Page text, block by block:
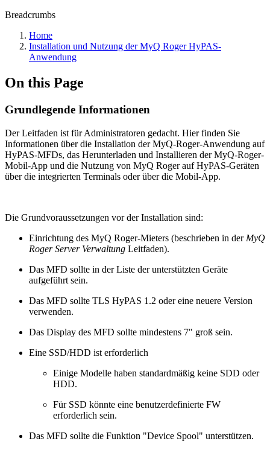
Breadcrumbs
Home
Installation und Nutzung der MyQ Roger HyPAS-
Anwendung
On this Page
Grundlegende Informationen
Der Leitfaden ist für Administratoren gedacht. Hier finden Sie
Informationen über die Installation der MyQ-Roger-Anwendung auf
HyPAS-MFDs, das Herunterladen und Installieren der MyQ-Roger-
Mobil-App und die Nutzung von MyQ Roger auf HyPAS-Geräten
über die integrierten Terminals oder über die Mobil-App.
Die Grundvoraussetzungen vor der Installation sind:
Einrichtung des MyQ Roger-Mieters (beschrieben in der MyQ
Roger Server Verwaltung Leitfaden).
Das MFD sollte in der Liste der unterstützten Geräte
aufgeführt sein.
Das MFD sollte TLS HyPAS 1.2 oder eine neuere Version
verwenden.
Das Display des MFD sollte mindestens 7" groß sein.
Eine SSD/HDD ist erforderlich
Einige Modelle haben standardmäßig keine SDD oder
HDD.
Für SSD könnte eine benutzerdefinierte FW
erforderlich sein.
Das MFD sollte die Funktion "Device Spool" unterstützen.